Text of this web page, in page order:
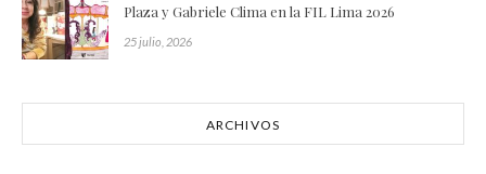
Plaza y Gabriele Clima en la FIL Lima 2026
25 julio, 2026
ARCHIVOS